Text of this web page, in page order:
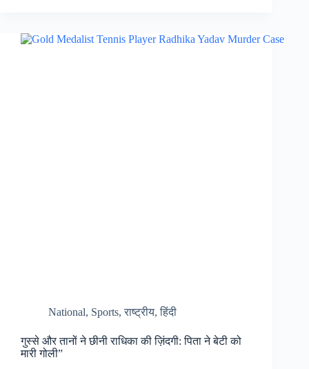
बड़ा
National, Sports,राष्ट्रीय,हिंदी
गुस्से और तानों ने छीनी राधिका की ज़िंदगी: पिता ने बेटी को
मारी गोली”